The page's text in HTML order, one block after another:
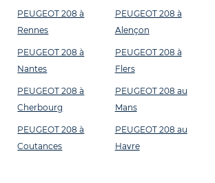
PEUGEOT 208 à
Rennes
PEUGEOT 208 à
Nantes
PEUGEOT 208 à
Cherbourg
PEUGEOT 208 à
Coutances
PEUGEOT 208 à
Alençon
PEUGEOT 208 à
Flers
PEUGEOT 208 au
Mans
PEUGEOT 208 au
Havre